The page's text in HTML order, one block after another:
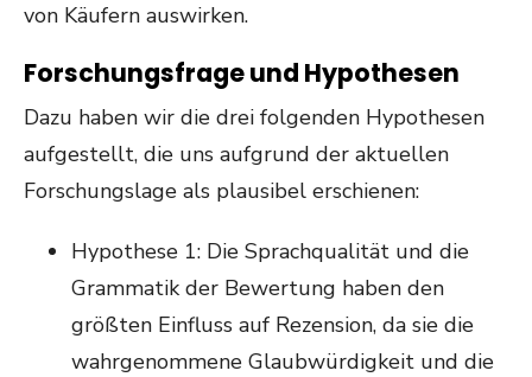
von Käufern auswirken.
Forschungsfrage und Hypothesen
Dazu haben wir die drei folgenden Hypothesen
aufgestellt, die uns aufgrund der aktuellen
Forschungslage als plausibel erschienen:
Hypothese 1: Die Sprachqualität und die
Grammatik der Bewertung haben den
größten Einfluss auf Rezension, da sie die
wahrgenommene Glaubwürdigkeit und die